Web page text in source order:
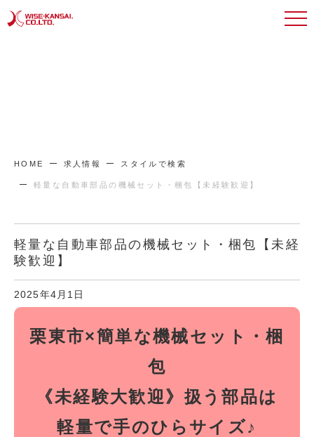
HOME 求人情報 スタイルで検索
軽量な自動車部品の機械セット・梱包【未経験歓迎】
軽量な自動車部品の機械セット・梱包【未経
験歓迎】
2025年4月1日
栗東市×簡単な機械セット・梱
包
《未経験大歓迎》扱う部品は
軽量で手のひらサイズ♪